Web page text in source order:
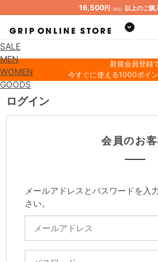
16,500円 （税込） 以上のご購
SALE
MEN
WOMEN
GOODS
新規会員登録
今すぐに使える1000ポイ
ログイン
会員のお
メールアドレスとパスワードを入
さい。